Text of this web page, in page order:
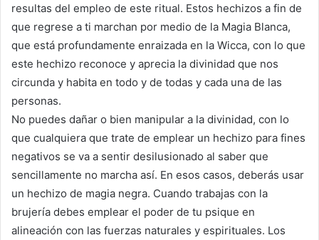
resultas del empleo de este ritual. Estos hechizos a fin de
que regrese a ti marchan por medio de la Magia Blanca,
que está profundamente enraizada en la Wicca, con lo que
este hechizo reconoce y aprecia la divinidad que nos
circunda y habita en todo y de todas y cada una de las
personas.
No puedes dañar o bien manipular a la divinidad, con lo
que cualquiera que trate de emplear un hechizo para fines
negativos se va a sentir desilusionado al saber que
sencillamente no marcha así. En esos casos, deberás usar
un hechizo de magia negra. Cuando trabajas con la
brujería debes emplear el poder de tu psique en
alineación con las fuerzas naturales y espirituales. Los